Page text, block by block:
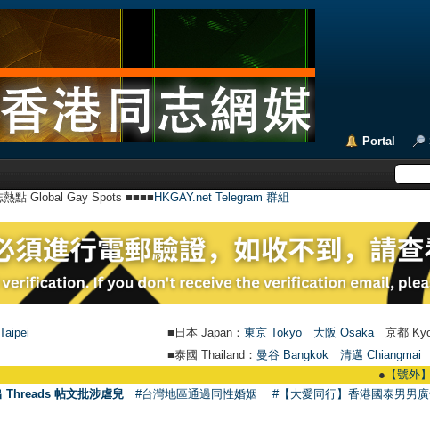
Portal
熱點 Global Gay Spots ■■■■ HKGAY.net Telegram 群組
■日本 Japan： 東京 Tokyo 大阪 Osaka 京都
■泰國 Thailand： 曼谷 Bangkok
清邁 Chiangmai
【號外】
Threads 帖文批涉虐兒 #台灣地區通過同性婚姻 #【大愛同行】香港國泰男男